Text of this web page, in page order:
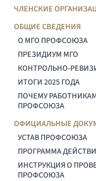
ЧЛЕНСКИЕ
ОБЩИЕ СВЕДЕНИЯ
О МГО ПРОФСОЮЗА
ПРЕЗИДИУМ МГО
КОНТРОЛЬНО-
ИТОГИ 2025 ГОДА
ПОЧЕМУ
ПРОФСОЮЗА
ОФИЦИАЛЬНЫЕ
УСТАВ ПРОФСОЮЗА
ПРОГРАММА
ИНСТРУКЦИЯ О
ПРОФСОЮЗА